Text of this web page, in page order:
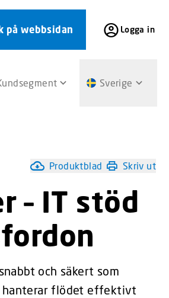
på webbsidan Logga in
Sverige
Produktblad Skriv ut
– IT stöd
och säkert som
hanterar flödet effektivt